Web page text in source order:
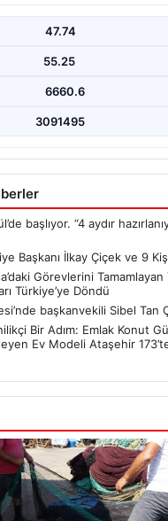
bulunduğu isimlere
47.74
55.25
6660.6
3091495
başlıyor. “4 aydır
Başkanı İlkay Çiçek ve 9
Görevlerini Tamamlayan
Türkiye’ye Döndü
başkanvekili Sibel Tan
Bir Adım: Emlak Konut
Ev Modeli Ataşehir